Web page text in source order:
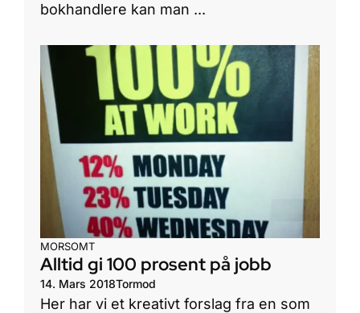
bokhandlere kan man ...
MORSOMT
Alltid gi 100 prosent på jobb
14. Mars 2018Tormod
Her har vi et kreativt forslag fra en som